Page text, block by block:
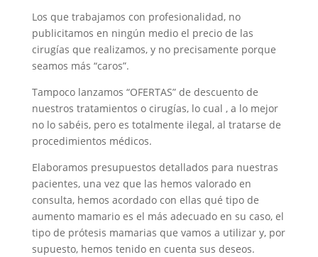
Los que trabajamos con profesionalidad, no
publicitamos en ningún medio el precio de las
cirugías que realizamos, y no precisamente porque
seamos más “caros”.
Tampoco lanzamos “OFERTAS” de descuento de
nuestros tratamientos o cirugías, lo cual , a lo mejor
no lo sabéis, pero es totalmente ilegal, al tratarse de
procedimientos médicos.
Elaboramos presupuestos detallados para nuestras
pacientes, una vez que las hemos valorado en
consulta, hemos acordado con ellas qué tipo de
aumento mamario es el más adecuado en su caso, el
tipo de prótesis mamarias que vamos a utilizar y, por
supuesto, hemos tenido en cuenta sus deseos.